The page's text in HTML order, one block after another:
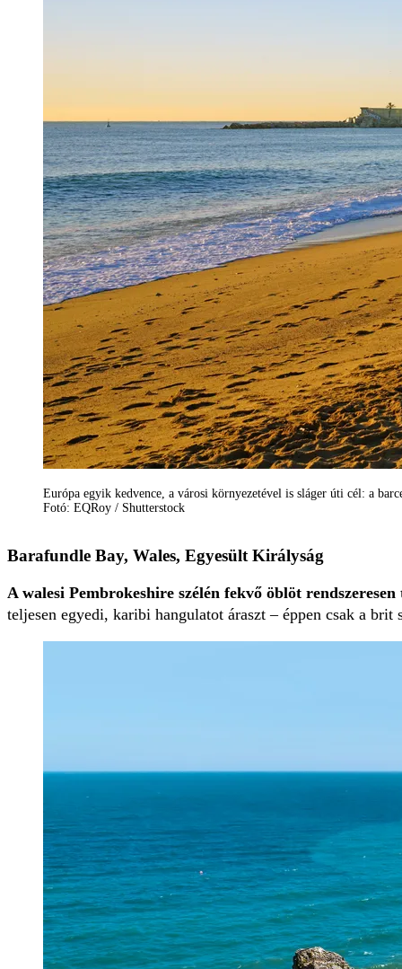
Európa egyik kedvence, a városi környezetével is sláger úti cél: a
Fotó: EQRoy / Shutterstock
Barafundle Bay, Wales, Egyesült Királyság
A walesi Pembrokeshire szélén fekvő öblöt
teljesen egyedi, karibi hangulatot áraszt – éppen csak a